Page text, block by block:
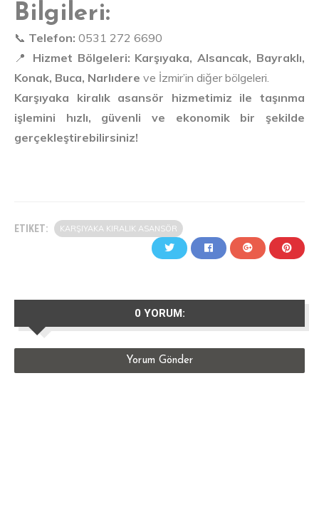
Bilgileri:
📞 Telefon: 0531 272 6690
📍 Hizmet Bölgeleri: Karşıyaka, Alsancak, Bayraklı,
Konak, Buca, Narlıdere ve İzmir’in diğer bölgeleri.
Karşıyaka kiralık asansör hizmetimiz ile taşınma
işlemini hızlı, güvenli ve ekonomik bir şekilde
gerçekleştirebilirsiniz!
ETIKET: KARŞIYAKA KIRALIK ASANSÖR
0 YORUM:
Yorum Gönder